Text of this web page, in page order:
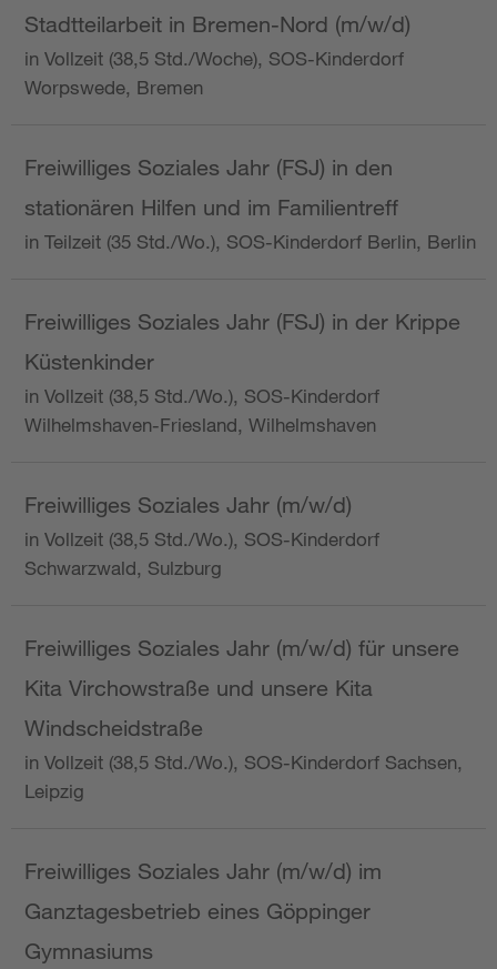
Stadtteilarbeit in Bremen-Nord (m/w/d)
in Vollzeit (38,5 Std./Woche), SOS-Kinderdorf
Worpswede, Bremen
Freiwilliges Soziales Jahr (FSJ) in den
stationären Hilfen und im Familientreff
in Teilzeit (35 Std./Wo.), SOS-Kinderdorf Berlin, Berlin
Freiwilliges Soziales Jahr (FSJ) in der Krippe
Küstenkinder
in Vollzeit (38,5 Std./Wo.), SOS-Kinderdorf
Wilhelmshaven-Friesland, Wilhelmshaven
Freiwilliges Soziales Jahr (m/w/d)
in Vollzeit (38,5 Std./Wo.), SOS-Kinderdorf
Schwarzwald, Sulzburg
Freiwilliges Soziales Jahr (m/w/d) für unsere
Kita Virchowstraße und unsere Kita
Windscheidstraße
in Vollzeit (38,5 Std./Wo.), SOS-Kinderdorf Sachsen,
Leipzig
Freiwilliges Soziales Jahr (m/w/d) im
Ganztagesbetrieb eines Göppinger
Gymnasiums